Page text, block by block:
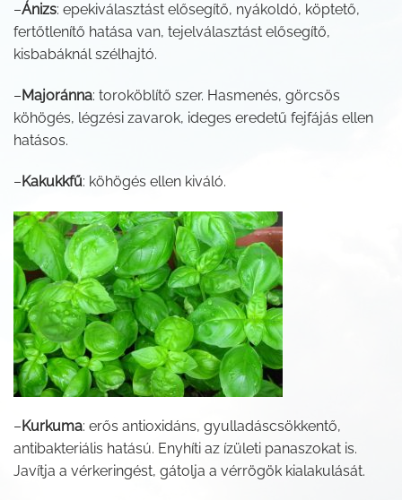
–Ánizs: epekiválasztást elősegítő, nyákoldó, köptető,
fertőtlenítő hatása van, tejelválasztást elősegítő,
kisbabáknál szélhajtó.
–Majoránna: toroköblítő szer. Hasmenés, görcsös
köhögés, légzési zavarok, ideges eredetű fejfájás ellen
hatásos.
–Kakukkfű: köhögés ellen kiváló.
– Kurkuma: erős antioxidáns, gyulladáscsökkentő,
antibakteriális hatású. Enyhíti az ízületi panaszokat is.
Javítja a vérkeringést, gátolja a vérrögök kialakulását.